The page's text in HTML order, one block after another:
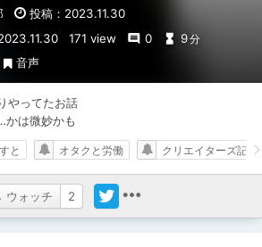
投稿：2023.11.30
171 view 0 9分
音声
やってたお話
かは微妙かも
ウォッチ 2
と オタクと労働 クリエイターズ記事